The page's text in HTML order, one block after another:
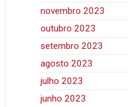
novembro 2023
outubro 2023
setembro 2023
agosto 2023
julho 2023
junho 2023